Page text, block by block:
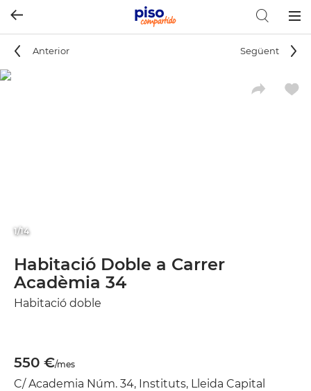
Anterior Següent
1/14
Habitació Doble a Carrer
Acadèmia 34
Habitació doble
550 €/mes
C/ Academia Núm. 34, Instituts, Lleida Capital